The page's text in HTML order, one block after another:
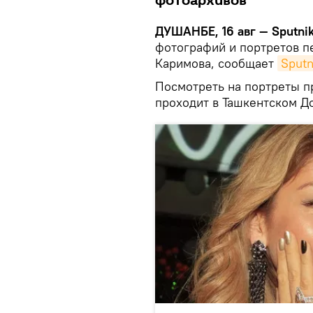
ДУШАНБЕ, 16 авг —
фотографий и портретов
Каримова, сообщает
Посмотреть на портреты
проходит в Ташкентском